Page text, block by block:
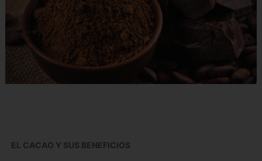
EL CACAO Y SUS BENEFICIOS